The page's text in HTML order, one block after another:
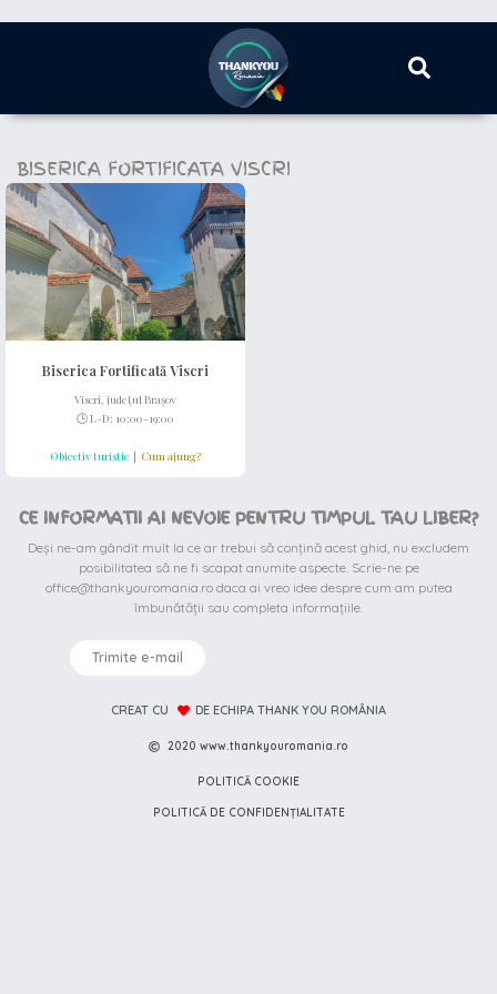
BISERICA FORTIFICATA VISCRI
Biserica Fortificată Viscri
Viscri, județul Brașov
🕒 L-D: 10:00-19:00
Obiectiv turistic | Cum ajung?
CE INFORMATII AI NEVOIE PENTRU TIMPUL TAU LIBER?
Deși ne-am gândit mult la ce ar trebui să conțină acest ghid, nu excludem
posibilitatea să ne fi scapat anumite aspecte. Scrie-ne pe
office@thankyouromania.ro daca ai vreo idee despre cum am putea
îmbunătății sau completa informațiile.
Trimite e-mail
CREAT CU DE ECHIPA THANK YOU ROMÂNIA
2020 www.thankyouromania.ro
POLITICĂ COOKIE
POLITICĂ DE CONFIDENȚIALITATE